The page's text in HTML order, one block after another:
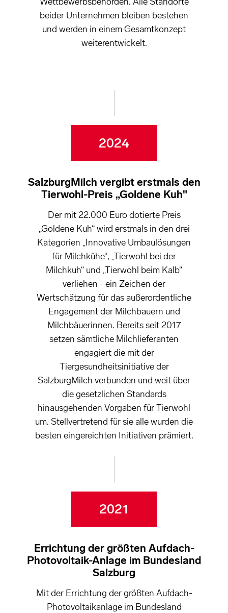
beider Unternehmen bleiben bestehen
und werden in einem Gesamtkonzept
weiterentwickelt.
2024
SalzburgMilch vergibt erstmals den
Tierwohl-Preis „Goldene Kuh"
Der mit 22.000 Euro dotierte Preis
„Goldene Kuh“ wird erstmals in den drei
Kategorien „Innovative Umbaulösungen
für Milchkühe“, „Tierwohl bei der
Milchkuh“ und „Tierwohl beim Kalb“
verliehen - ein Zeichen der
Wertschätzung für das außerordentliche
Engagement der Milchbauern und
Milchbäuerinnen. Bereits seit 2017
setzen sämtliche Milchlieferanten
engagiert die mit der
Tiergesundheitsinitiative der
SalzburgMilch verbunden und weit über
die gesetzlichen Standards
hinausgehenden Vorgaben für Tierwohl
um. Stellvertretend für sie alle wurden die
besten eingereichten Initiativen prämiert.
2021
Errichtung der größten Aufdach-
Photovoltaik-Anlage im Bundesland
Salzburg
Mit der Errichtung der größten Aufdach-
Photovoltaikanlage im Bundesland